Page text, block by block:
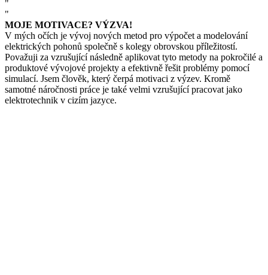
MOJE MOTIVACE? VÝZVA!
V mých očích je vývoj nových metod pro výpočet a modelování
elektrických pohonů společně s kolegy obrovskou příležitostí.
Považuji za vzrušující následně aplikovat tyto metody na pokročilé a
produktové vývojové projekty a efektivně řešit problémy pomocí
simulací. Jsem člověk, který čerpá motivaci z výzev. Kromě
samotné náročnosti práce je také velmi vzrušující pracovat jako
elektrotechnik v cizím jazyce.